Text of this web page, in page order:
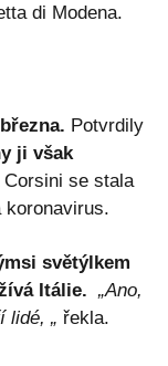
di Modena.
Potvrdily
ji však
se stala
světýlkem
Itálie. „Ano,
lidé, „ řekla.